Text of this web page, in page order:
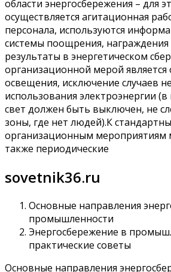
области энергосбережения – для
осуществляется агитационная
персонала, используются
системы поощрения, награждения
результаты в энергетическом
организационной мерой
освещения, исключение случаев
использования электроэнергии
свет должен быть выключен, не
зоны, где нет людей).К
организационным мероприятиям
также периодические
sovetnik36.ru
Основные направления
промышленности
Энергосбережение в
практические советы
Основные направления